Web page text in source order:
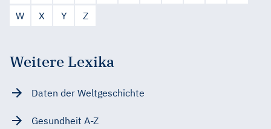
W
X Y Z
Weitere Lexika
Daten der Weltgeschichte
Gesundheit A-Z